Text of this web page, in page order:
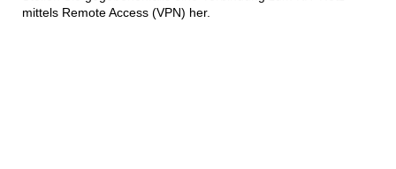
mittels Remote Access (VPN) her.